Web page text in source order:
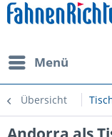
Menü
Übersicht